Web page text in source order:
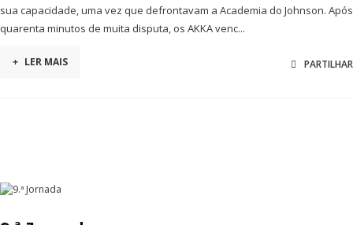
sua capacidade, uma vez que defrontavam a Academia do Johnson. Após
quarenta minutos de muita disputa, os AKKA venc...
+ LER MAIS PARTILHAR